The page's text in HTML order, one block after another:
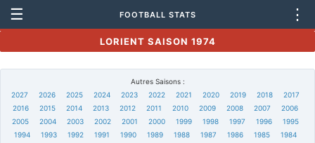
☰ FOOTBALL STATS ⋮
LORIENT SAISON 1974
Autres Saisons :
2027
2026 2025 2024 2023 2022 2021 2020 2019 2018
2017
2016
2015 2014 2013 2012 2011 2010 2009 2008 2007
2006
2005
2004 2003 2002 2001 2000 1999 1998 1997 1996
1995
1994
1993 1992 1991 1990 1989 1988 1987 1986 1985
1984